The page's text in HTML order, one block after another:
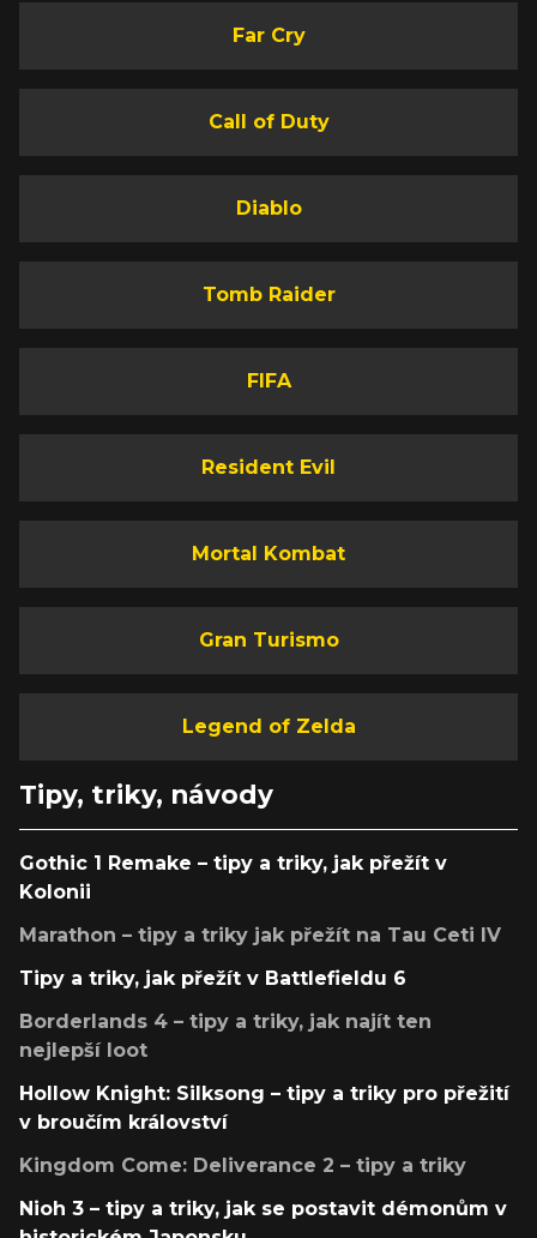
Far Cry
Call of Duty
Diablo
Tomb Raider
FIFA
Resident Evil
Mortal Kombat
Gran Turismo
Legend of Zelda
Tipy, triky, návody
Gothic 1 Remake – tipy a triky, jak přežít v
Kolonii
Marathon – tipy a triky jak přežít na Tau Ceti IV
Tipy a triky, jak přežít v Battlefieldu 6
Borderlands 4 – tipy a triky, jak najít ten
nejlepší loot
Hollow Knight: Silksong – tipy a triky pro přežití
v broučím království
Kingdom Come: Deliverance 2 – tipy a triky
Nioh 3 – tipy a triky, jak se postavit démonům v